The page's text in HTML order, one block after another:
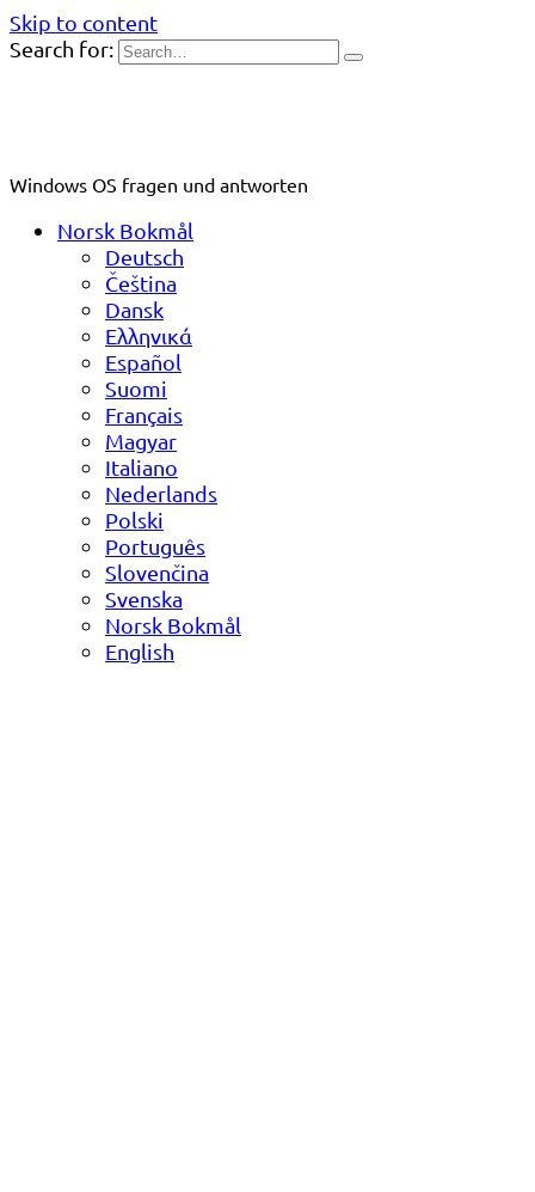
Skip to content
Search for:
Windows OS fragen und antworten
Norsk Bokmål
Deutsch
Čeština
Dansk
Ελληνικά
Español
Suomi
Français
Magyar
Italiano
Nederlands
Polski
Português
Slovenčina
Svenska
Norsk Bokmål
English